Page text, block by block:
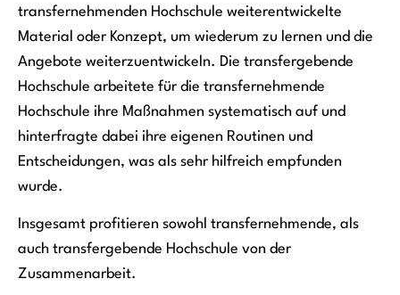
transfernehmenden Hochschule weiterentwickelte
Material oder Konzept, um wiederum zu lernen und die
Angebote weiterzuentwickeln. Die transfergebende
Hochschule arbeitete für die transfernehmende
Hochschule ihre Maßnahmen systematisch auf und
hinterfragte dabei ihre eigenen Routinen und
Entscheidungen, was als sehr hilfreich empfunden
wurde.
Insgesamt profitieren sowohl transfernehmende, als
auch transfergebende Hochschule von der
Zusammenarbeit.